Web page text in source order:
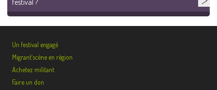
festival ?
Un festival engagé
Migrant’scène en région
Achetez militant
Faire un don